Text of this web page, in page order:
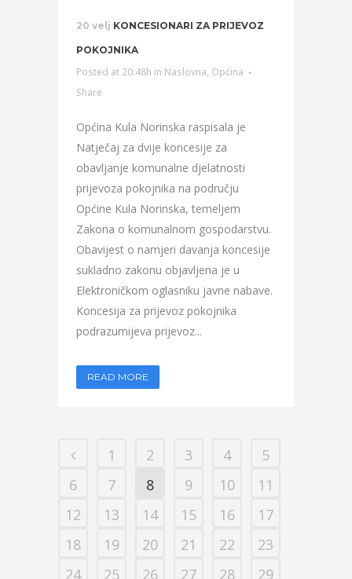
20 velj KONCESIONARI ZA PRIJEVOZ
POKOJNIKA
Posted at 20:48h in Naslovna, Općina
Share
Općina Kula Norinska raspisala je
Natječaj za dvije koncesije za
obavljanje komunalne djelatnosti
prijevoza pokojnika na području
Općine Kula Norinska, temeljem
Zakona o komunalnom gospodarstvu.
Obavijest o namjeri davanja koncesije
sukladno zakonu objavljena je u
Elektroničkom oglasniku javne nabave.
Koncesija za prijevoz pokojnika
podrazumijeva prijevoz...
READ MORE
1 2 3 4
5
6
7 8 9 10
11
12
13 14 15 16
17
18
19 20 21 22
23
24
25 26 27 28
29